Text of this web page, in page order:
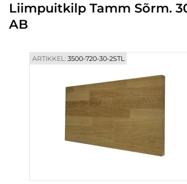
Kontaktid
Liimpuitkilp Tamm Sõrm.
AB
ARTIKKEL:3500-720-30-2STL